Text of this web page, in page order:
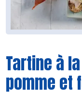
Tartine à
pomme et